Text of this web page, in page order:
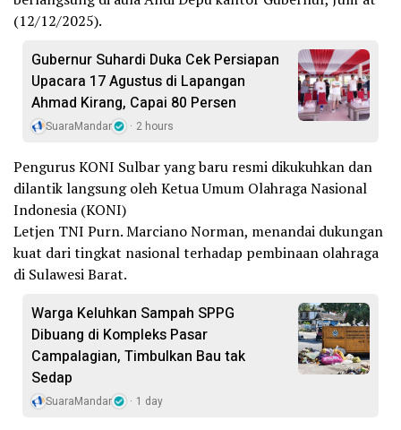
(12/12/2025).
Gubernur Suhardi Duka Cek Persiapan
Upacara 17 Agustus di Lapangan
Ahmad Kirang, Capai 80 Persen
SuaraMandar 2 hours
Pengurus KONI Sulbar yang baru resmi dikukuhkan dan
dilantik langsung oleh Ketua Umum Olahraga Nasional
Indonesia (KONI)
Letjen TNI Purn. Marciano Norman, menandai dukungan
kuat dari tingkat nasional terhadap pembinaan olahraga
di Sulawesi Barat.
Warga Keluhkan Sampah SPPG
Dibuang di Kompleks Pasar
Campalagian, Timbulkan Bau tak
Sedap
SuaraMandar 1 day